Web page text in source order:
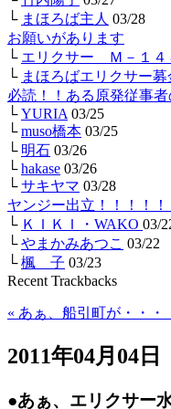
└ まほろば主人 03/28
お願いがあります
└ エリクサー Ｍ－１４
└ まほろばエリクサー募
必読！！ある原発従事者
└YURIA 03/25
└muso橋本 03/25
└ 明石 03/26
└hakase 03/26
└サキヤマ 03/28
ヤンジー出立！！！！！
└ ＫＩＫＩ・WAKO 03/
└やまかみあつこ 03/22
└楓 子 03/23
Recent Trackbacks
« あぁ、船引町が・・・
2011年04月04日
●あぁ、エリクサー